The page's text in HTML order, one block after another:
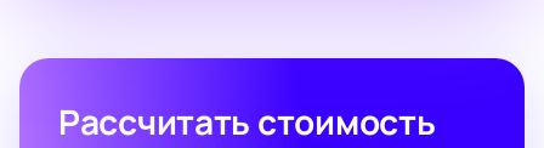
Рассчитать стоимость